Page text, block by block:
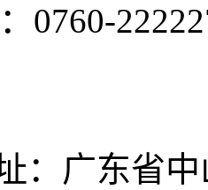
0760-
：广东省